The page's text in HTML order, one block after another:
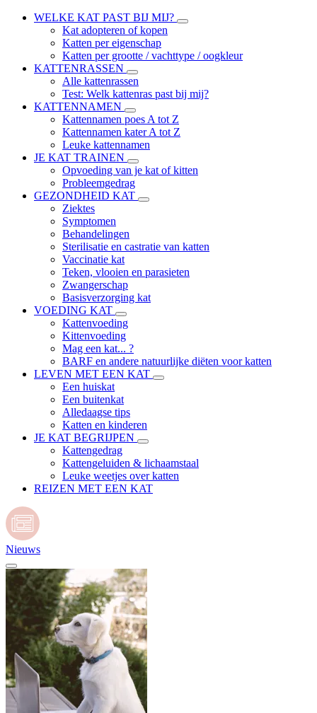
WELKE KAT PAST BIJ MIJ?
Kat adopteren of kopen
Katten per eigenschap
Katten per grootte / vachttype / oogkleur
KATTENRASSEN
Alle kattenrassen
Test: Welk kattenras past bij mij?
KATTENNAMEN
Kattennamen poes A tot Z
Kattennamen kater A tot Z
Leuke kattennamen
JE KAT TRAINEN
Opvoeding van je kat of kitten
Probleemgedrag
GEZONDHEID KAT
Ziektes
Symptomen
Behandelingen
Sterilisatie en castratie van katten
Vaccinatie kat
Teken, vlooien en parasieten
Zwangerschap
Basisverzorging kat
VOEDING KAT
Kattenvoeding
Kittenvoeding
Mag een kat... ?
BARF en andere natuurlijke diëten voor katten
LEVEN MET EEN KAT
Een huiskat
Een buitenkat
Alledaagse tips
Katten en kinderen
JE KAT BEGRIJPEN
Kattengedrag
Kattengeluiden & lichaamstaal
Leuke weetjes over katten
REIZEN MET EEN KAT
Nieuws